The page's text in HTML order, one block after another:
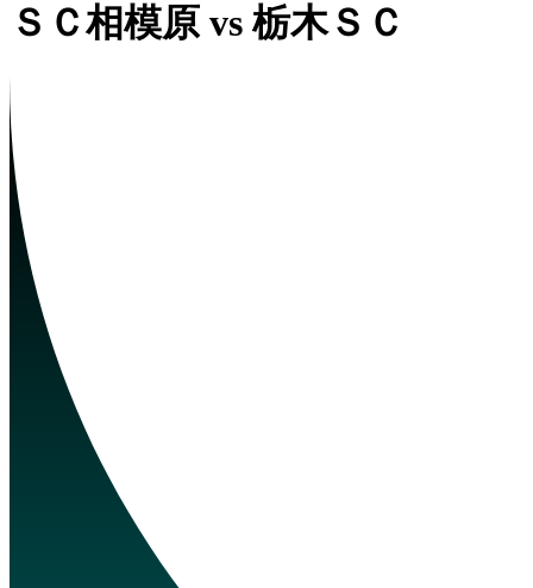
ＳＣ相模原 vs 栃木ＳＣ